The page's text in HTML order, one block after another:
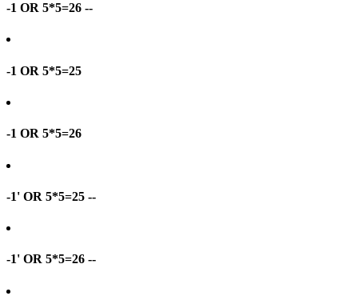
-1 OR 5*5=26 --
-1 OR 5*5=25
-1 OR 5*5=26
-1' OR 5*5=25 --
-1' OR 5*5=26 --